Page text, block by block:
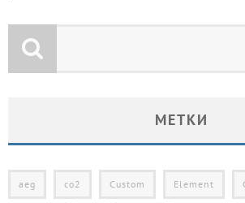
МЕТКИ
aeg co2 Custom Element